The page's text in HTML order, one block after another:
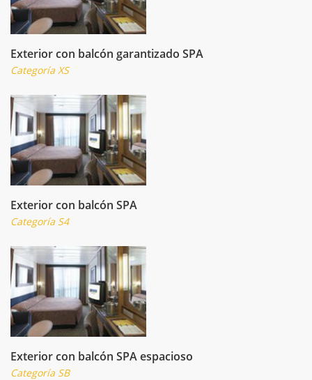
Exterior con balcón garantizado SPA
Categoría XS
Exterior con balcón SPA
Categoría S4
Exterior con balcón SPA espacioso
Categoría SB